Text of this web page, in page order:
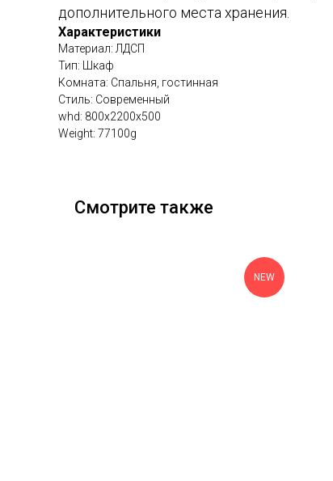
дополнительного места хранения.
Характеристики
Материал: ЛДСП
Тип: Шкаф
Комната: Спальня, гостинная
Стиль: Современный
whd: 800x2200x500
Weight: 77100g
Смотрите также
NEW